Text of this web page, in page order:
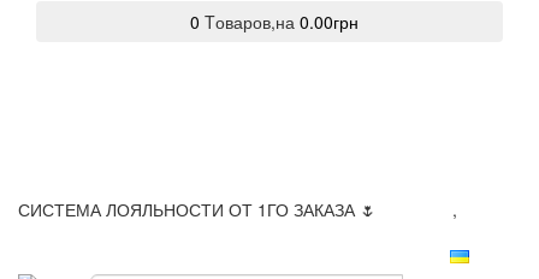
0 Tоваров,на 0.00грн
СИСТЕМА ЛОЯЛЬНОСТИ ОТ 1ГО ЗАКАЗА 🌷 ,